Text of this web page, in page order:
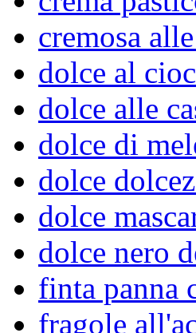
cremosa
dolce al
dolce alle
dolce di
dolce
dolce
dolce nero
finta panna
fragole